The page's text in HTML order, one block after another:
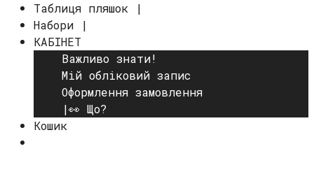
Таблиця пляшок |
Набори |
КАБІНЕТ
Важливо знати!
Мій обліковий запис
Оформлення замовлення
|👀 Що?
Кошик